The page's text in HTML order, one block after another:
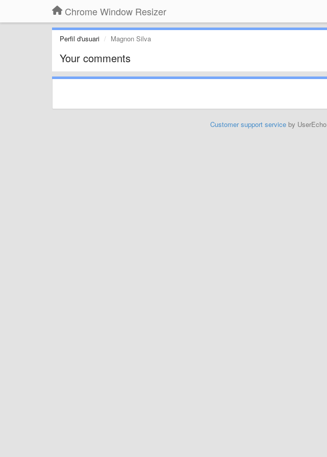
Chrome Window Resizer
Perfil d'usuari Magnon Silva
Your comments
Customer support serviceby UserEcho